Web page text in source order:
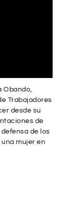
Obando,
Trabajadores
desde su
de
de los
mujer en